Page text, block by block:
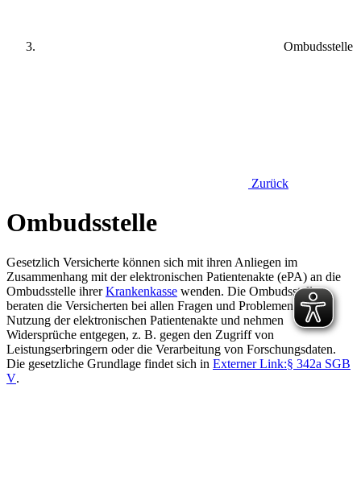
Ombudsstelle
Zurück
Ombudsstelle
Gesetzlich Versicherte können sich mit ihren Anliegen im
Zusammenhang mit der elektronischen Patientenakte (ePA) an die
Ombudsstelle ihrerKrankenkasse wenden. Die Ombudsstellen
beraten die Versicherten bei allen Fragen und Problemen bei der
Nutzung der elektronischen Patientenakte und nehmen
Widersprüche entgegen, z. B. gegen den Zugriff von
Leistungserbringern oder die Verarbeitung von Forschungsdaten.
Die gesetzliche Grundlage findet sich in Externer Link:§ 342a SGB
V.